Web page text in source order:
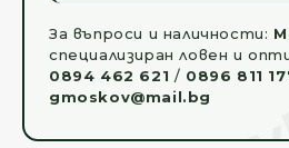
За въпроси и наличности:
специализиран ловен и
0894 462 621 / 0896 811
gmoskov@mail.bg